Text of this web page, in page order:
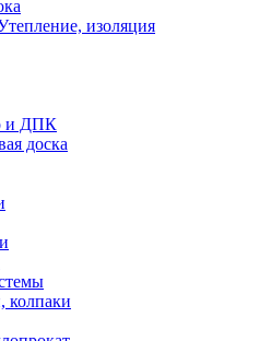
изоляция
и ДПК
доска
колпаки